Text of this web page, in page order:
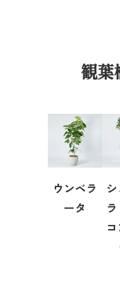
観葉
ウンベラ
ータ